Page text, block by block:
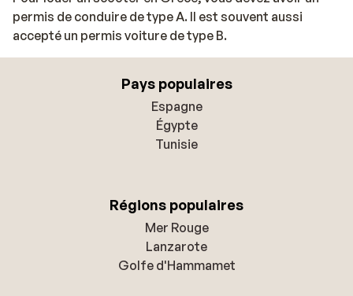
permis de conduire de type A. Il est souvent aussi
accepté un permis voiture de type B.
Pays populaires
Espagne
Égypte
Tunisie
Régions populaires
Mer Rouge
Lanzarote
Golfe d'Hammamet